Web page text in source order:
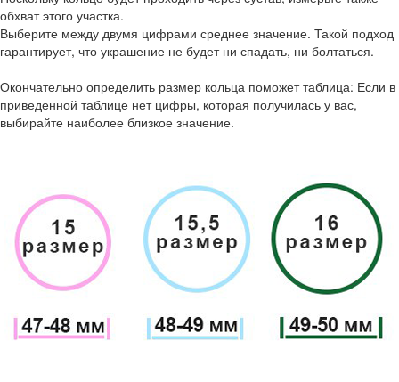
обхват этого участка.
Выберите между двумя цифрами среднее значение. Такой подход
гарантирует, что украшение не будет ни спадать, ни болтаться.
Окончательно определить размер кольца поможет таблица: Если в
приведенной таблице нет цифры, которая получилась у вас,
выбирайте наиболее близкое значение.